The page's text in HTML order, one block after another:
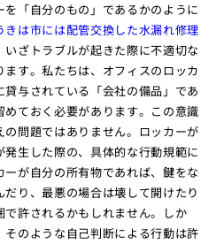
「自分のもの」であるかのように
きは市には配管交換した水漏れ修理
ざトラブルが起きた際に不適切な
す。私たちは、オフィスのロッカ
与されている「会社の備品」であ
ておく必要があります。この意識
問題ではありません。ロッカーが
生した際の、具体的な行動規範に
が自分の所有物であれば、鍵をな
り、最悪の場合は壊して開けたり
許されるかもしれません。しか
そのような自己判断による行動は許